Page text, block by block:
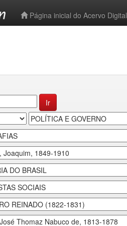
Página inicial do Acervo Digital